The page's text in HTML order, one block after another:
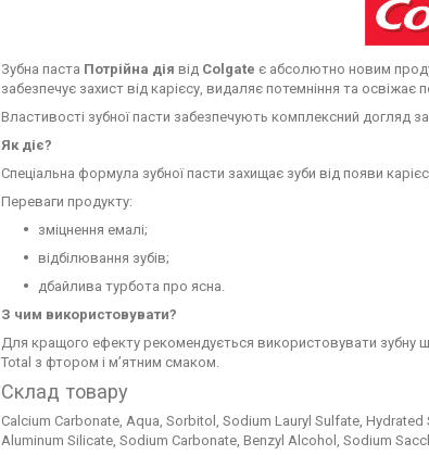
Зубна паста Потрійна дія від Colgate є абсолютно новим
забезпечує захист від карієсу, видаляє потемніння та освіжає
Властивості зубної пасти забезпечують комплексний догляд
Як діє?
Спеціальна формула зубної пасти захищає зуби від появи
Переваги продукту:
зміцнення емалі;
відбілювання зубів;
дбайлива турбота про ясна.
З чим використовувати?
Для кращого ефекту рекомендується використовувати зубну
Total з фтором і м’ятним смаком.
Склад товару
Calcium Carbonate, Aqua, Sorbitol, Sodium Lauryl Sulfate,
Aluminum Silicate, Sodium Carbonate, Benzyl Alcohol, Sodium